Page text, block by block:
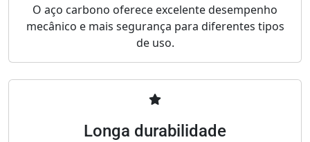
O aço carbono oferece excelente desempenho
mecânico e mais segurança para diferentes tipos
de uso.
Longa durabilidade